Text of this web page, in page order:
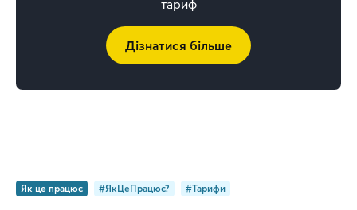
тариф
Дізнатися більше
Як це працює #ЯкЦеПрацює? #Тарифи